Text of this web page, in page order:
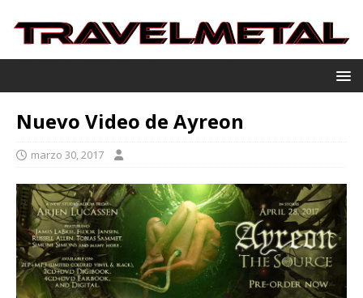
Nuevo Video de Ayreon
marzo 30, 2017